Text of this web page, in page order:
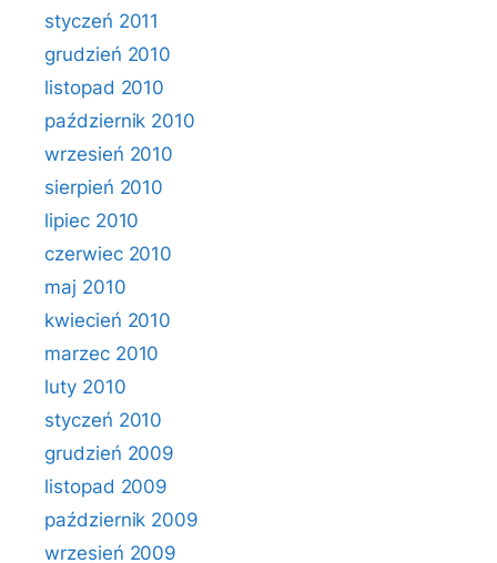
styczeń 2011
grudzień 2010
listopad 2010
październik 2010
wrzesień 2010
sierpień 2010
lipiec 2010
czerwiec 2010
maj 2010
kwiecień 2010
marzec 2010
luty 2010
styczeń 2010
grudzień 2009
listopad 2009
październik 2009
wrzesień 2009